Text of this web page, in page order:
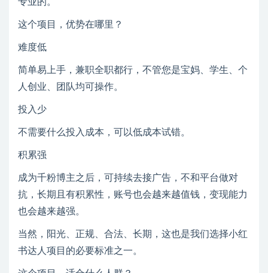
专业的。
这个项目，优势在哪里？
难度低
简单易上手，兼职全职都行，不管您是宝妈、学生、个
人创业、团队均可操作。
投入少
不需要什么投入成本，可以低成本试错。
积累强
成为千粉博主之后，可持续去接广告，不和平台做对
抗，长期且有积累性，账号也会越来越值钱，变现能力
也会越来越强。
当然，阳光、正规、合法、长期，这也是我们选择小红
书达人项目的必要标准之一。